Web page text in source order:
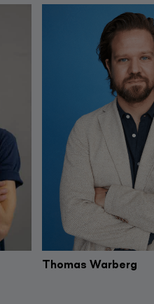
Thomas Warberg